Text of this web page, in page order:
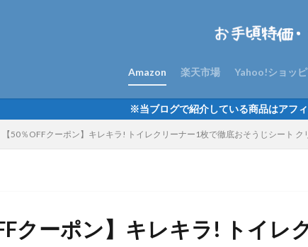
Amazon 楽天市場 Yahoo!ショッ
※当ブログで紹介している商品はアフ
【50％OFFクーポン】キレキラ! トイレクリーナー1枚で徹底おそうじシート
クーポン】キレキラ! トイレ